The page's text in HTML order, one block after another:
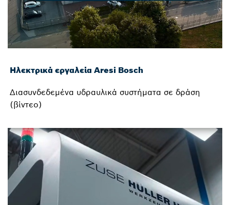
Ηλεκτρικά εργαλεία Aresi Bosch
Διασυνδεδεμένα υδραυλικά συστήματα σε δράση
(βίντεο)